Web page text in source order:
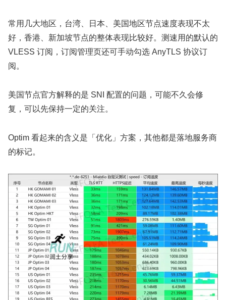
常用几大地区，台湾、日本、美国地区节点速度表现不太
好，香港、新加坡节点的整体表现比较好。测速用的默认的
VLESS 订阅，订阅管理页还可手动勾选 AnyTLS 协议订
阅。
美国节点官方解释的是 SNI 配置的问题，可能不久会修
复，可以先保持一定的关注。
Optim 看起来的含义是「优化」方案，其他都是落地服务商
的标记。